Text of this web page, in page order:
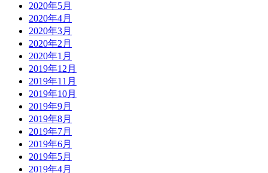
2020年5月
2020年4月
2020年3月
2020年2月
2020年1月
2019年12月
2019年11月
2019年10月
2019年9月
2019年8月
2019年7月
2019年6月
2019年5月
2019年4月